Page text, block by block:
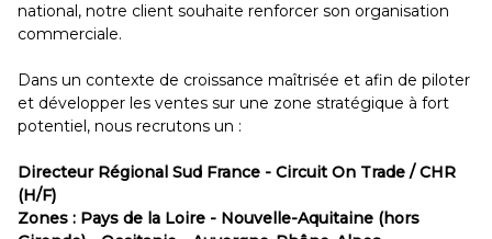
national, notre client souhaite renforcer son organisation
commerciale.
Dans un contexte de croissance maîtrisée et afin de piloter
et développer les ventes sur une zone stratégique à fort
potentiel, nous recrutons un :
Directeur Régional Sud France - Circuit On Trade / CHR
(H/F)
Zones : Pays de la Loire - Nouvelle-Aquitaine (hors